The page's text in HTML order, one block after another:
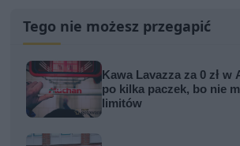
Tego nie możesz przegapić
Kawa Lavazza za 0 zł w
po kilka paczek, bo nie
limitów